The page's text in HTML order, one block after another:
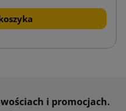
i promocjach.